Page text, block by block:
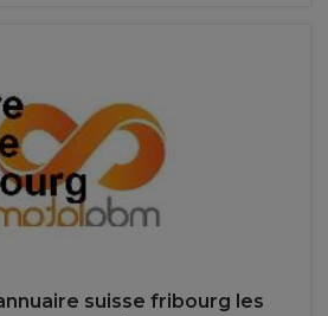
suisse fribourg les